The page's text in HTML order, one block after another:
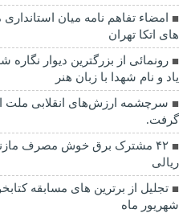
امضاء تفاهم نامه میان
های اتکا تهران
رونمائی از بزرگترین دیوار نگاره
یاد و نام شهدا با زبان هنر
سرچشمه ارزش‌های انقلابی ملت
گرفت.
ریالی
تجلیل از برترین های مسابقه
شهریور ماه